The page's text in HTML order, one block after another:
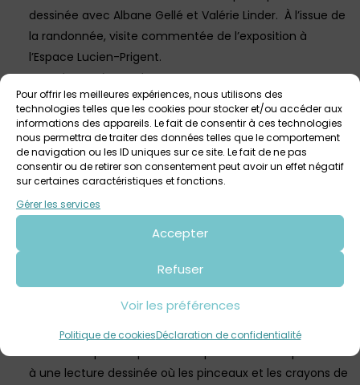
Pour offrir les meilleures expériences, nous utilisons des
technologies telles que les cookies pour stocker et/ou accéder aux
informations des appareils. Le fait de consentir à ces technologies
nous permettra de traiter des données telles que le comportement
de navigation ou les ID uniques sur ce site. Le fait de ne pas
consentir ou de retirer son consentement peut avoir un effet négatif
sur certaines caractéristiques et fonctions.
Gérer les services
Accepter
Refuser
Voir les préférences
Politique de cookiesDéclaration de confidentialité
dessinée avec Albane Gellé et Valérie Linder. À l’issue de
la randonnée, visite commentée de l’exposition à
l’Espace Lucien-Prigent.
Gratuit. Sur réservation.
Vendredi 12 décembre à 9h30 : dans le cadre de la
journée professionnelle « Mots croisés », visite
commentée de l’exposition.
Gratuit. Sur réservation.
Samedi 13 décembre toute la journée :
poésieà la Bibliothèque Xavier-Grall. Poètes,
illustrateurs, éditeurs, libraires (dédicaces / ateliers),
réunis autour de la poésie contemporaine.
Dimanche 14 décembre à 11h :lecture dessinée
Albane Gellé et Valérie Linder. Leur livre commun Pouvoir
rêver ainsi que des poèmes surprises seront le prétexte
à une lecture dessinée où les pinceaux et les crayons de